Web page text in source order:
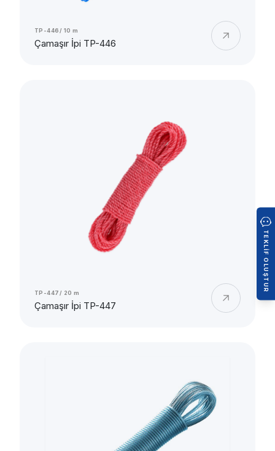
TP-446/ 10 m
Çamaşır İpi TP-446
TP-447/ 20 m
Çamaşır İpi TP-447
TEKLIF OLUŞTUR